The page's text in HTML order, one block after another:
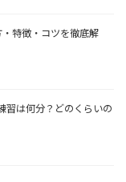
・特徴・コツを徹底解
習は何分？どのくらいの